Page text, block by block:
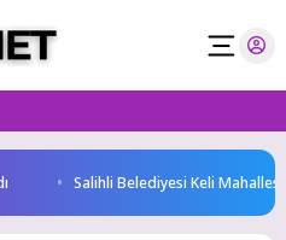
Salihli Belediyesi Keli Mahallesi’nde